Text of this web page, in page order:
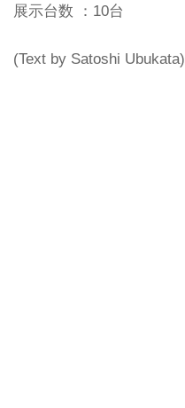
展示台数 ：10台
(Text by Satoshi Ubukata)